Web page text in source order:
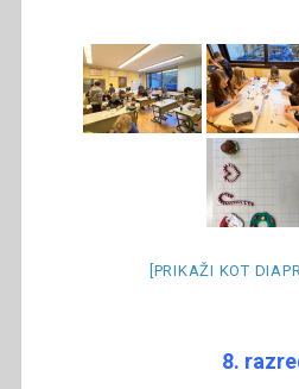
[PRIKAŽI KOT
8.